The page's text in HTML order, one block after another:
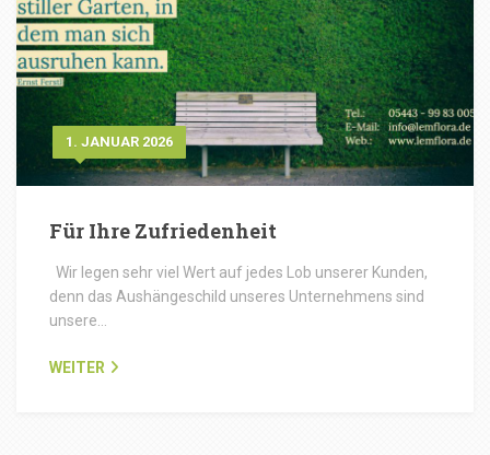
1. JANUAR 2026
Für Ihre Zufriedenheit
Wir legen sehr viel Wert auf jedes Lob unserer Kunden,
denn das Aushängeschild unseres Unternehmens sind
unsere…
WEITER